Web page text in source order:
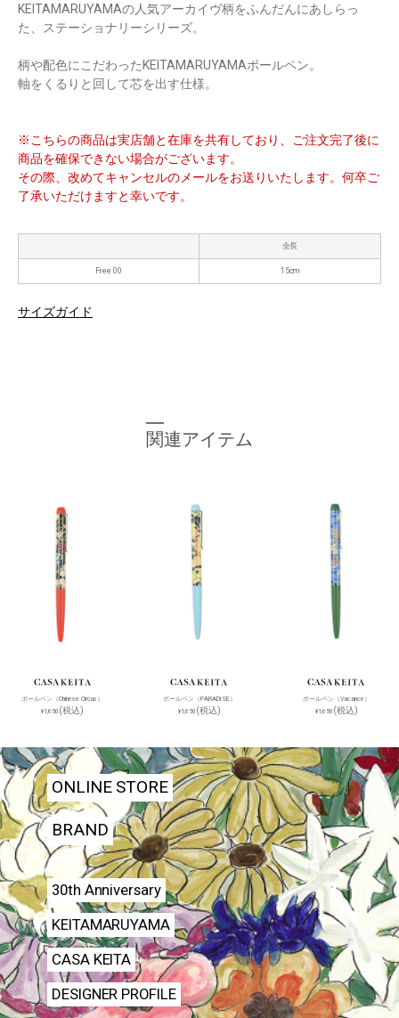
KEITAMARUYAMAの人気アーカイヴ柄をふんだんにあしらっ
た、ステーショナリーシリーズ。
柄や配色にこだわったKEITAMARUYAMAボールペン。
軸をくるりと回して芯を出す仕様。
※こちらの商品は実店舗と在庫を共有しており、ご注文完了後に
商品を確保できない場合がございます。
その際、改めてキャンセルのメールをお送りいたします。何卒ご
了承いただけますと幸いです。
全長
Free 00 15cm
サイズガイド
関連アイテム
ボールペン（Chinese Circus）
¥1,650 (税込)
ボールペン（PARADISE）
¥1,650 (税込)
ボールペン（Vacance）
¥1,650 (税込)
ONLINE STORE
BRAND
30th Anniversary
KEITAMARUYAMA
CASA KEITA
DESIGNER PROFILE